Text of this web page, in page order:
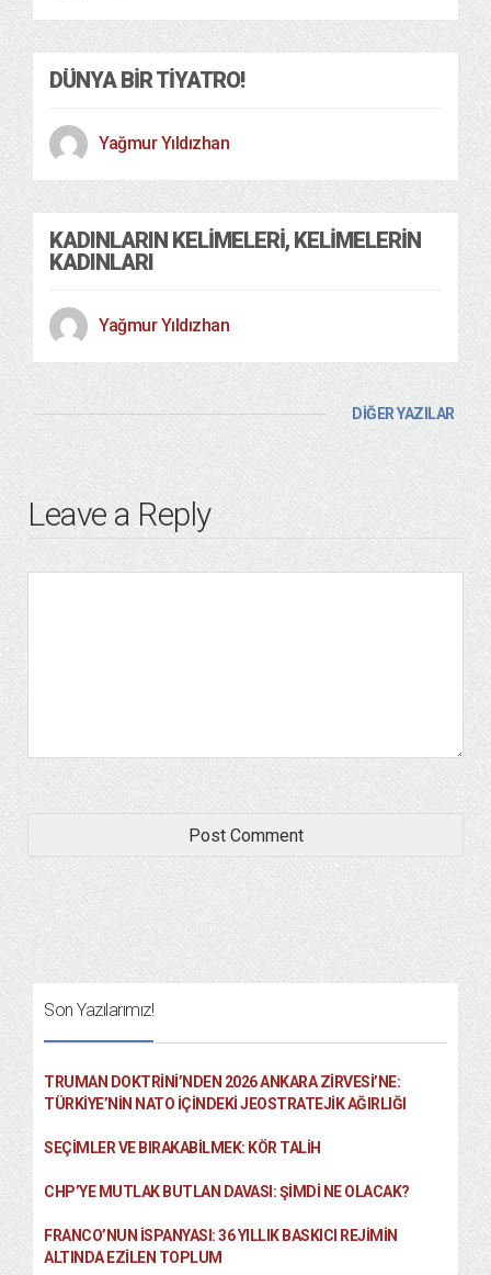
DÜNYA BIR TIYATRO!
Yağmur Yıldızhan
KADINLARIN KELIMELERI, KELIMELERIN
KADINLARI
Yağmur Yıldızhan
DİĞER YAZILAR
Leave a Reply
Son Yazılarımız!
TRUMAN DOKTRINI’NDEN 2026 ANKARA ZIRVESI’NE:
TÜRKIYE’NIN NATO İÇINDEKI JEOSTRATEJIK AĞIRLIĞI
SEÇIMLER VE BIRAKABILMEK: KÖR TALIH
CHP’YE MUTLAK BUTLAN DAVASI: ŞİMDİ NE OLACAK?
FRANCO’NUN İSPANYASI: 36 YILLIK BASKICI REJIMIN
ALTINDA EZILEN TOPLUM